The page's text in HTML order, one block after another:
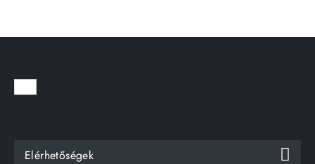
Elérhetőségek